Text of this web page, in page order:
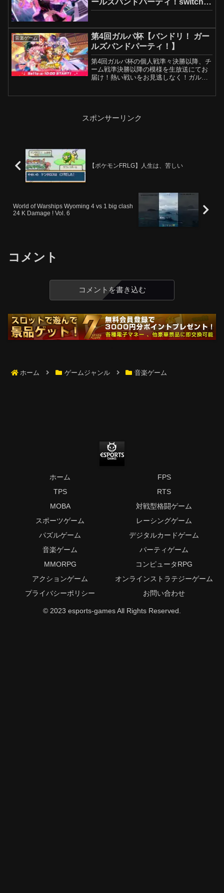
版】
音楽ゲーム
第4回ガルパ杯【バンドリ！ ガー
ルズバンドパーティ！】
第4回ガルパ杯の個人戦準々決勝以降、チ
ーム戦準決勝以降の模様を生放送にてお
届け！熱い戦いをお見逃しなく！ガルパ
スポンサーリンク
【ポケモンFRLG】人生は、苦しい
World of Warships Wyoming 4 vs 1 big clash
24 K Damage ! Vol. 6
コメント
コメントを書き込む
ホーム ゲームジャンル 音楽ゲーム
ホーム
FPS
TPS
RTS
MOBA
対戦型格闘ゲーム
スポーツゲーム
レーシングゲーム
パズルゲーム
デジタルカードゲーム
音楽ゲーム
パーティゲーム
MMORPG
コンピュータRPG
アクションゲーム
オンラインストラテジーゲーム
プライバシーポリシー
お問い合わせ
© 2023 esports-games All Rights Reserved.